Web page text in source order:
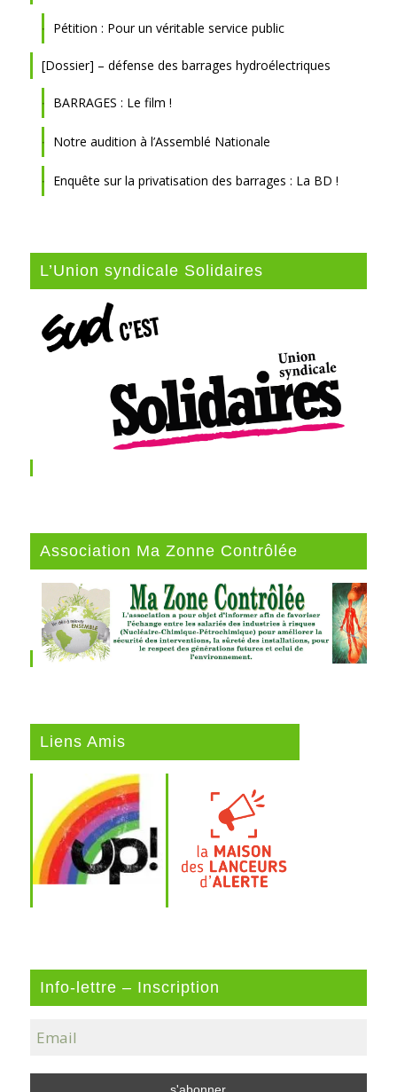
Pétition : Pour un véritable service public
[Dossier] – défense des barrages hydroélectriques
BARRAGES : Le film !
Notre audition à l’Assemblé Nationale
Enquête sur la privatisation des barrages : La BD !
L’Union syndicale Solidaires
Association Ma Zonne Contrôlée
Liens Amis
Info-lettre – Inscription